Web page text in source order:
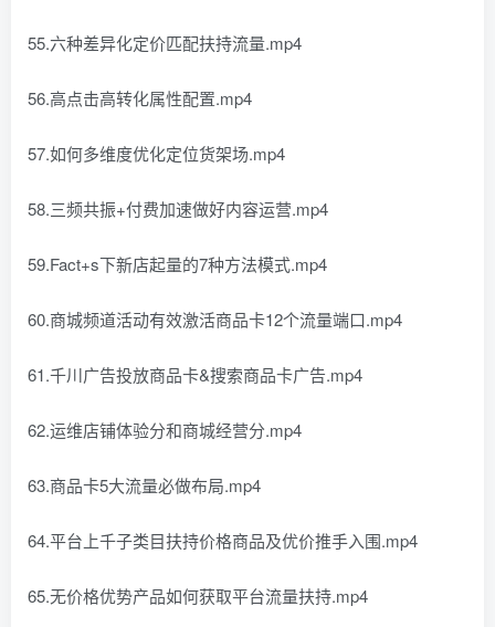
55.六种差异化定价匹配扶持流量.mp4
56.高点击高转化属性配置.mp4
57.如何多维度优化定位货架场.mp4
58.三频共振+付费加速做好内容运营.mp4
59.Fact+s下新店起量的7种方法模式.mp4
60.商城频道活动有效激活商品卡12个流量端口.mp4
61.千川广告投放商品卡&搜索商品卡广告.mp4
62.运维店铺体验分和商城经营分.mp4
63.商品卡5大流量必做布局.mp4
64.平台上千子类目扶持价格商品及优价推手入围.mp4
65.无价格优势产品如何获取平台流量扶持.mp4